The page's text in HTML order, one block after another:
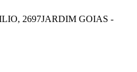
2697JARDIM GOIAS -